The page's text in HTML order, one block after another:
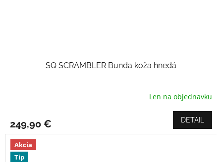
SQ SCRAMBLER Bunda koža hnedá
je
4,0
5
Len na objednavku
249,90 € DETAIL
Akcia
Tip